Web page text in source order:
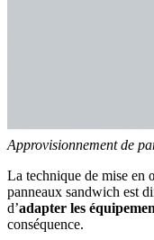
Approvisionnement de
La technique de mise en
panneaux sandwich est
d’adapter les
conséquence.